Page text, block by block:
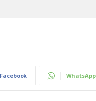
Facebook WhatsApp